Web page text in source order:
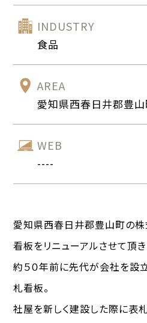
INDUSTRY
食品
AREA
愛知県西春日井郡豊
WEB
----
愛知県西春日井郡豊山町の
看板をリニューアルさせて頂き
約５０年前に先代が会社を設
札看板。
社屋を新しく建設した際に表